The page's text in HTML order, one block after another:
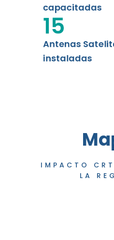
capacitadas
Antenas
instaladas
15
IMPACTO
LA